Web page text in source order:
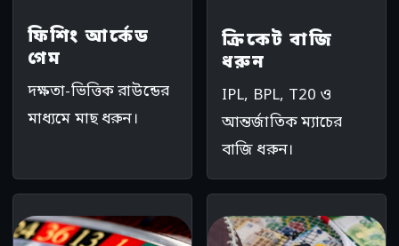
ফিশিং আর্কেড
গেম
দক্ষতা-ভিত্তিক রাউন্ডের
মাধ্যমে মাছ ধরুন।
ক্রিকেট বাজি
ধরুন
IPL, BPL, T20 ও
আন্তর্জাতিক ম্যাচের
বাজি ধরুন।